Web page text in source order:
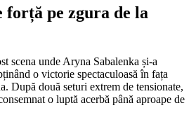
forță pe zgura de la
scena unde Aryna Sabalenka și-a
o victorie spectaculoasă în fața
După două seturi extrem de tensionate,
o luptă acerbă până aproape de